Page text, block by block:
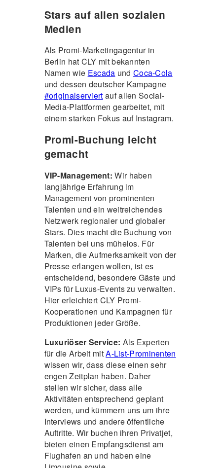
Stars auf allen sozialen
Medien
Als Promi-Marketingagentur in
Berlin hat CLY mit bekannten
Namen wie Escada und Coca-Cola
und dessen deutscher Kampagne
#originalserviert auf allen Social-
Media-Plattformen gearbeitet, mit
einem starken Fokus auf Instagram.
Promi-Buchung leicht
gemacht
VIP-Management: Wir haben
langjährige Erfahrung im
Management von prominenten
Talenten und ein weitreichendes
Netzwerk regionaler und globaler
Stars. Dies macht die Buchung von
Talenten bei uns mühelos. Für
Marken, die Aufmerksamkeit von der
Presse erlangen wollen, ist es
entscheidend, besondere Gäste und
VIPs für Luxus-Events zu verwalten.
Hier erleichtert CLY Promi-
Kooperationen und Kampagnen für
Produktionen jeder Größe.
Luxuriöser Service: Als Experten
für die Arbeit mitA-List-Prominenten
wissen wir, dass diese einen sehr
engen Zeitplan haben. Daher
stellen wir sicher, dass alle
Aktivitäten entsprechend geplant
werden, und kümmern uns um ihre
Interviews und andere öffentliche
Auftritte. Wir buchen ihren Privatjet,
bieten einen Empfangsdienst am
Flughafen an und haben eine